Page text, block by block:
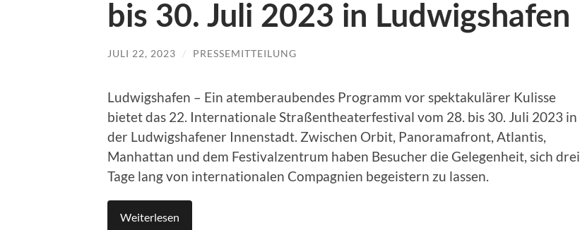
bis 30. Juli 2023 in Ludwigshafen
JULI 22, 2023 / PRESSEMITTEILUNG
Ludwigshafen – Ein atemberaubendes Programm vor spektakulärer Kulisse
bietet das 22. Internationale Straßentheaterfestival vom 28. bis 30. Juli 2023 in
der Ludwigshafener Innenstadt. Zwischen Orbit, Panoramafront, Atlantis,
Manhattan und dem Festivalzentrum haben Besucher die Gelegenheit, sich drei
Tage lang von internationalen Compagnien begeistern zu lassen.
Weiterlesen